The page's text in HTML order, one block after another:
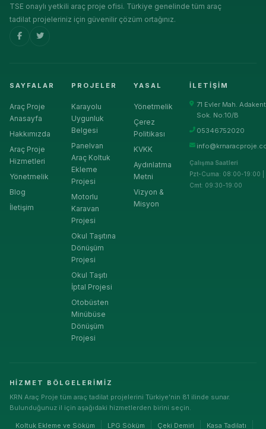
TSE onaylı yetkili araç proje ofisi. Türkiye genelinde tüm araç
tadilat projeleriniz için güvenilir çözüm ortağınız.
SAYFALAR
Araç Proje
Anasayfa
Hakkımızda
Araç Proje
Hizmetleri
Yönetmelik
Blog
İletişim
PROJELER
Karayolu
Uygunluk
Belgesi
Panelvan
Araç Koltuk
Ekleme
Projesi
Motorlu
Karavan
Projesi
Okul Taşıtına
Dönüşüm
Projesi
Okul Taşıtı
İptal Projesi
Otobüsten
Minübüse
Dönüşüm
Projesi
YASAL
Yönetmelik
Çerez
Politikası
KVKK
Aydınlatma
Metni
Vizyon &
Misyon
İLETIŞIM
71 Evler Mah. Adakent
Sok. No:10/B
05346752020
Çalışma Saatleri
Pzt-Cuma: 08:00-19:00 |
Cmt: 09:30-19:00
HIZMET BÖLGELERIMIZ
KRN Araç Proje tüm araç tadilat projelerini Türkiye'nin 81 ilinde sunar.
Bulunduğunuz il için aşağıdaki hizmetlerden birini seçin.
Koltuk Ekleme ve Söküm LPG Söküm Çeki Demiri Kasa Tadilatı